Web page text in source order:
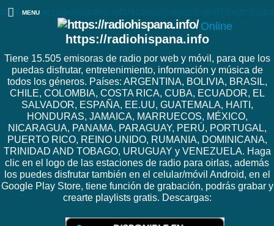
https://www.radiohispana.info/assets/images/
Online
https://radiohispana.info
Tiene 15.505 emisoras de radio por web y móvil, para que los
puedas disfrutar, entretenimiento, información y música de
todos los géneros. Países: ARGENTINA, BOLIVIA, BRASIL,
CHILE, COLOMBIA, COSTA RICA, CUBA, ECUADOR, EL
SALVADOR, ESPAÑA, EE.UU, GUATEMALA, HAITI,
HONDURAS, JAMAICA, MARRUECOS, MÉXICO,
NICARAGUA, PANAMA, PARAGUAY, PERÚ, PORTUGAL,
PUERTO RICO, REINO UNIDO, RUMANIA, DOMINICANA,
TRINIDAD AND TOBAGO, URUGUAY y VENEZUELA. Haga
clic en el logo de las estaciones de radio para oirlas, además
los puedes disfrutar también en el celular/móvil Android, en el
Google Play Store, tiene función de grabación, podrás grabar y
crearte playlists gratis. Descargas:
MENU